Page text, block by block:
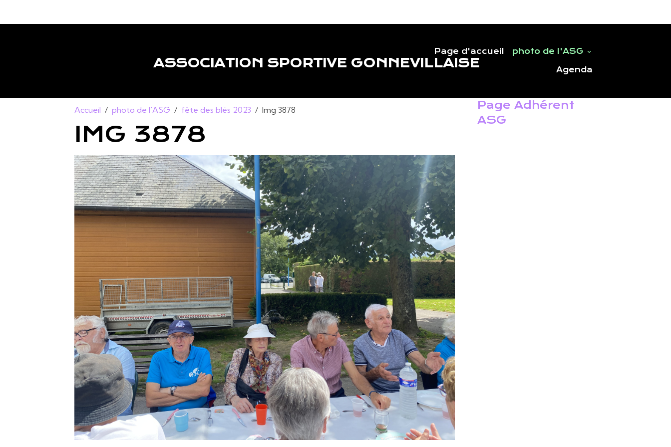
ASSOCIATION SPORTIVE GONNEVILLAISE
Page d'accueil photo de l'ASG
Agenda
Accueil photo de l'ASG fête des blés 2023 Img 3878
IMG 3878
Page Adhérent
ASG